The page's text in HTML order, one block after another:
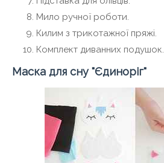
Мило ручної роботи.
Килим з трикотажної пряжі.
Комплект диванних подушок.
Маска для сну "Єдиноріг"